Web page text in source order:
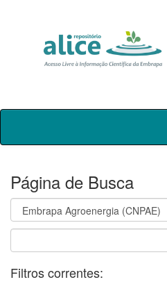
Skip
Página de Busca
Filtros correntes: